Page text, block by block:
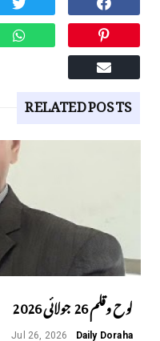
RELATED POSTS
لوح وقلم 26 جولائی 2026
Daily Doraha
Jul 26, 2026